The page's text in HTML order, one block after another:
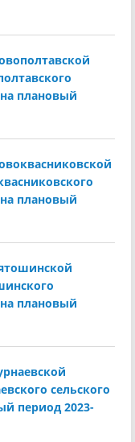
на плановый
на плановый
на плановый
сельского
период 2023-